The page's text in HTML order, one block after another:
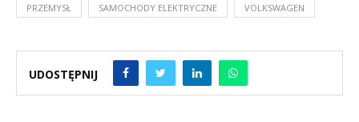
PRZEMYSŁ SAMOCHODY ELEKTRYCZNE VOLKSWAGEN
UDOSTĘPNIJ